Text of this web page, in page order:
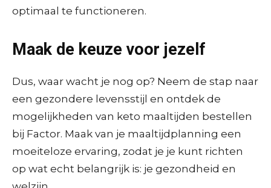
optimaal te functioneren.
Maak de keuze voor jezelf
Dus, waar wacht je nog op? Neem de stap naar
een gezondere levensstijl en ontdek de
mogelijkheden van keto maaltijden bestellen
bij Factor. Maak van je maaltijdplanning een
moeiteloze ervaring, zodat je je kunt richten
op wat echt belangrijk is: je gezondheid en